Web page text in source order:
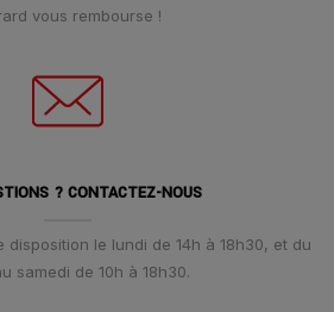
vous rembourse !
? CONTACTEZ-NOUS
disposition le lundi de 14h à 18h30, et du
samedi de 10h à 18h30.